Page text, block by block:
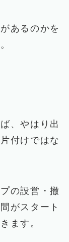
あるのかを
、やはり出
付けではな
の設営・撤
がスタート
ます。